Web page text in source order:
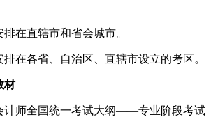
在直辖市和省会城市。
在各省、自治区、直辖市设立的考区。
材
计师全国统一考试大纲——专业阶段考试